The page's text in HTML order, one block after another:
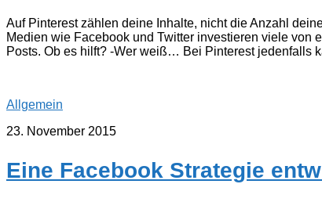
Auf Pinterest zählen deine Inhalte, nicht die Anzahl
Medien wie Facebook und Twitter investieren viele von
Posts. Ob es hilft? -Wer weiß… Bei Pinterest jedenfalls
Allgemein
23. November 2015
Eine Facebook Strategie